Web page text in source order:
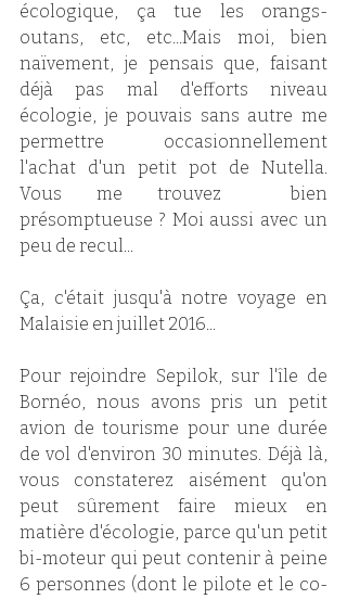
écologique, ça tue les orangs-
outans, etc, etc...Mais moi, bien
naïvement, je pensais que, faisant
déjà pas mal d'efforts niveau
écologie, je pouvais sans autre me
permettre occasionnellement
l'achat d'un petit pot de Nutella.
Vous me trouvez  bien
présomptueuse ? Moi aussi avec un
peu de recul...
Ça, c'était jusqu'à notre voyage en
Malaisie en juillet 2016...
Pour rejoindre Sepilok, sur l'île de
Bornéo, nous avons pris un petit
avion de tourisme pour une durée
de vol d'environ 30 minutes. Déjà là,
vous constaterez aisément qu'on
peut sûrement faire mieux en
matière d'écologie, parce qu'un petit
bi-moteur qui peut contenir à peine
6 personnes (dont le pilote et le co-